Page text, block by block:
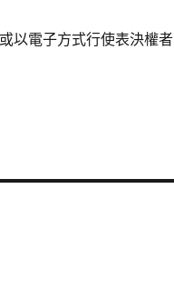
以電子方式行使表決權者